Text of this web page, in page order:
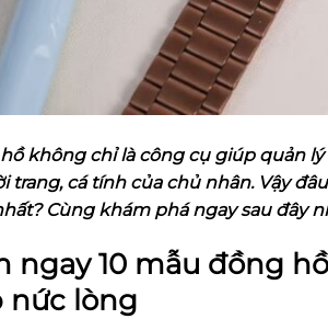
không chỉ là công cụ giúp quản
trang, cá tính của chủ nhân. Vậy
Cùng khám phá ngay sau đây
ngay 10 mẫu đồng
nức lòng